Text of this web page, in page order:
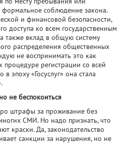
формальное соблюдение закона.
и финансовой безопасности,
доступа ко всем государственным
также вклад в общую систему
распределения общественных
не воспринимать это как
процедуре регистрации со всей
эпоху «Госуслуг» она стала
не беспокоиться
штрафы за проживание без
СМИ. Но надо признать, что
краски. Да, законодательство
санкции за нарушения, но не